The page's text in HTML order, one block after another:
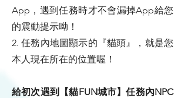
App，遇到任務時才不會漏掉App給您
的震動提示呦！
2. 任務內地圖顯示的『貓頭』，就是您
本人現在所在的位置喔！
給初次遇到【貓FUN城市】任務內NPC